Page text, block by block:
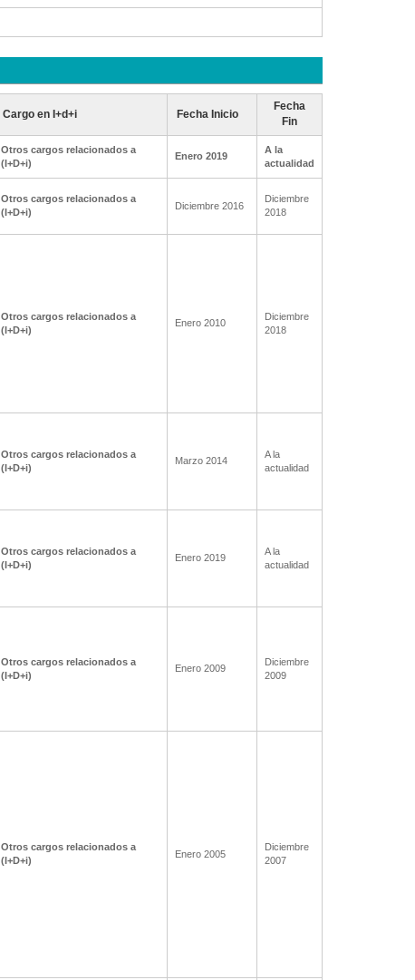
Cargo en I+d+i Fecha Inicio
Fecha
Fin
Otros cargos relacionados a
(I+D+i)
Enero 2019
A la
actualidad
Otros cargos relacionados a
(I+D+i)
Diciembre 2016
Diciembre
2018
Otros cargos relacionados a
(I+D+i)
Enero 2010
Diciembre
2018
Otros cargos relacionados a
(I+D+i)
Marzo 2014
A la
actualidad
Otros cargos relacionados a
(I+D+i)
Enero 2019
A la
actualidad
Otros cargos relacionados a
(I+D+i)
Enero 2009
Diciembre
2009
Otros cargos relacionados a
(I+D+i)
Enero 2005
Diciembre
2007